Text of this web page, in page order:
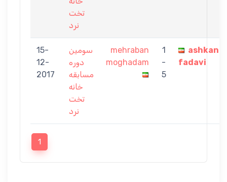
تخت
نرد
15-
12-
2017
سومین
دوره
مسابقه
خانه
تخت
نرد
mehraban
moghadam
1
-
5
ashkan
fadavi
1